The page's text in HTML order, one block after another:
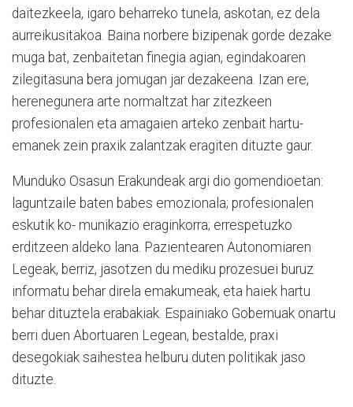
daitezkeela, igaro beharreko tunela, askotan, ez dela
aurreikusitakoa. Baina norbere bizipenak gorde dezake
muga bat, zenbaitetan finegia agian, egindakoaren
zilegitasuna bera jomugan jar dezakeena. Izan ere,
herenegunera arte normaltzat har zitezkeen
profesionalen eta amagaien arteko zenbait hartu-
emanek zein praxik zalantzak eragiten dituzte gaur.
Munduko Osasun Erakundeak argi dio gomendioetan:
laguntzaile baten babes emozionala; profesionalen
eskutik ko- munikazio eraginkorra; errespetuzko
erditzeen aldeko lana. Pazientearen Autonomiaren
Legeak, berriz, jasotzen du mediku prozesuei buruz
informatu behar direla emakumeak, eta haiek hartu
behar dituztela erabakiak. Espainiako Gobernuak onartu
berri duen Abortuaren Legean, bestalde, praxi
desegokiak saihestea helburu duten politikak jaso
dituzte.